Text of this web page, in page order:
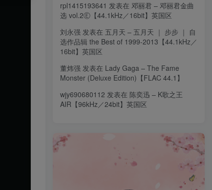
rpl1415193641 发表在 邓丽君 – 邓丽君金曲
选 vol.2Ⓔ【44.1kHz／16bit】英国区
刘永强 发表在 五月天 – 五月天 ｜ 步步 ｜ 自
选作品辑 the Best of 1999-2013【44.1kHz／
16bit】英国区
董炜强 发表在 Lady Gaga – The Fame
Monster (Deluxe Edition)【FLAC 44.1】
wjy690680112 发表在 陈奕迅 – K歌之王
AIR【96kHz／24bit】英国区